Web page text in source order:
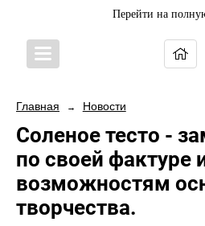
Перейти на
Главная → Новости
Соленое тесто -
по своей фактуре
возможностям
творчества.